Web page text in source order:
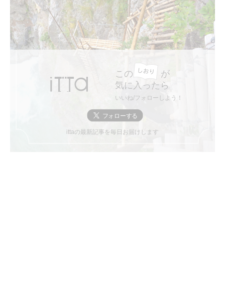
この
が
気に入ったら
いいね/フォローしよう！
ittaの最新記事を毎日お届けします